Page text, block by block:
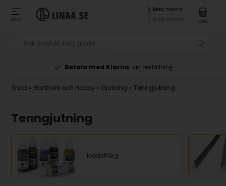
MENY
Med moms
Utan moms
KORG
Betala med Klarna vid beställning
Shop » Hantverk och Hobby » Gjutning » Tenngjutning
Tenngjutning
Modelfärg